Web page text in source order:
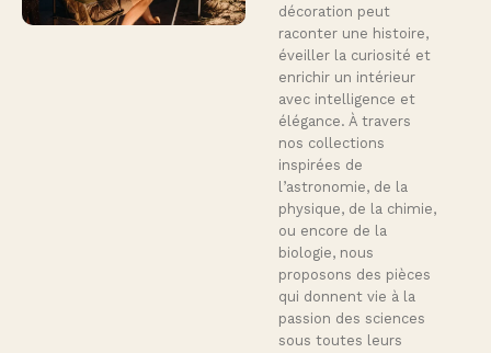
décoration peut
raconter une histoire,
éveiller la curiosité et
enrichir un intérieur
avec intelligence et
élégance. À travers
nos collections
inspirées de
l’astronomie, de la
physique, de la chimie,
ou encore de la
biologie, nous
proposons des pièces
qui donnent vie à la
passion des sciences
sous toutes leurs